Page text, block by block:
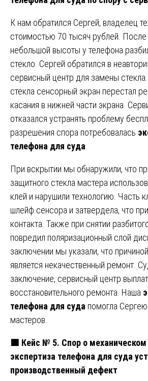
К нам обратился Сергей, владелец
стоимостью 70 тысяч рублей. После
небольшой высоты у телефона
стекло. Сергей обратился в
сервисный центр для замены
стекла сенсорный экран перестал
касания в нижней части экрана.
отказался устранять проблему
разрешения спора потребовалась
телефона для суда
При вскрытии мы обнаружили, что
защитного стекла мастера
клей и нарушили технологию. Часть
шлейф сенсора и затвердела, что
контакта. Также при снятии
повредил поляризационный слой
заключении мы указали, что
является некачественный ремонт.
заключение, сервисный центр
восстановительного ремонта. Наша
телефона для суда помогла
мастеров.
🟩 Кейс № 5. Спор о
экспертиза телефона для суда
производственный дефект